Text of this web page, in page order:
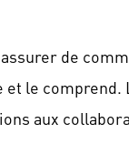
de
le
aux